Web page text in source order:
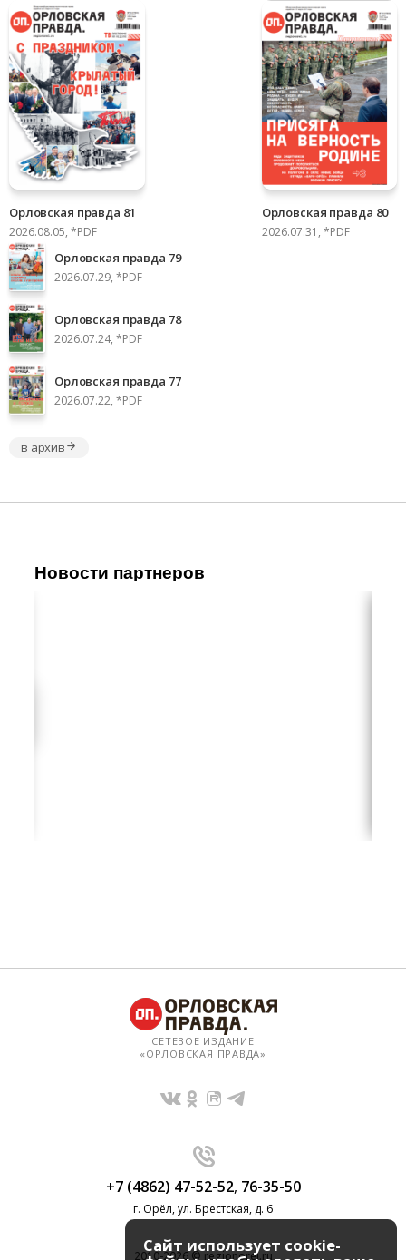
Орловская правда 81
2026.08.05, *PDF
Орловская правда 80
2026.07.31, *PDF
Орловская правда 79
2026.07.29, *PDF
Орловская правда 78
2026.07.24, *PDF
Орловская правда 77
2026.07.22, *PDF
в архив
Новости партнеров
СЕТЕВОЕ ИЗДАНИЕ
«ОРЛОВСКАЯ ПРАВДА»
+7 (4862) 47-52-52, 76-35-50
г. Орёл, ул. Брестская, д. 6
2010-2026 © regionorel.ru
Сайт использует cookie-